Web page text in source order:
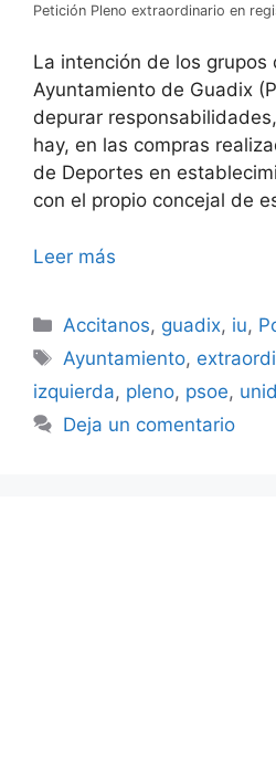
Petición Pleno extraordinario en
La intención de los grupos
Ayuntamiento de Guadix
depurar
hay, en las compras
de Deportes en
con el propio concejal de
Leer más
Categorías
Accitanos, guadix, iu,
Etiquetas
Ayuntamiento,
izquierda, pleno, psoe,
Deja un comentario